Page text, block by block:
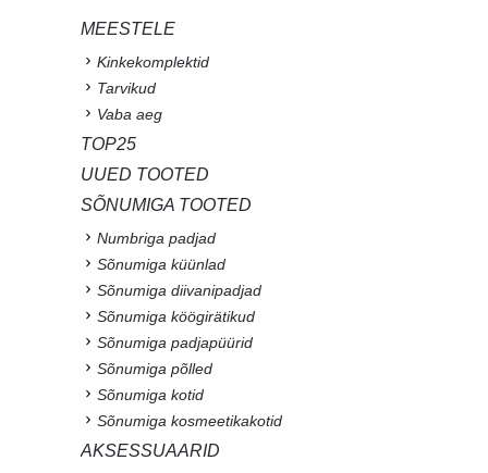
MEESTELE
Kinkekomplektid
Tarvikud
Vaba aeg
TOP25
UUED TOOTED
SÕNUMIGA TOOTED
Numbriga padjad
Sõnumiga küünlad
Sõnumiga diivanipadjad
Sõnumiga köögirätikud
Sõnumiga padjapüürid
Sõnumiga põlled
Sõnumiga kotid
Sõnumiga kosmeetikakotid
AKSESSUAARID